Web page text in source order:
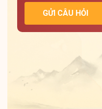
GỬI CÂU HỎI